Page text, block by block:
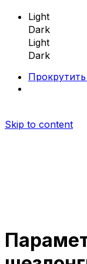
Light
Dark
Light
Dark
Skip to content